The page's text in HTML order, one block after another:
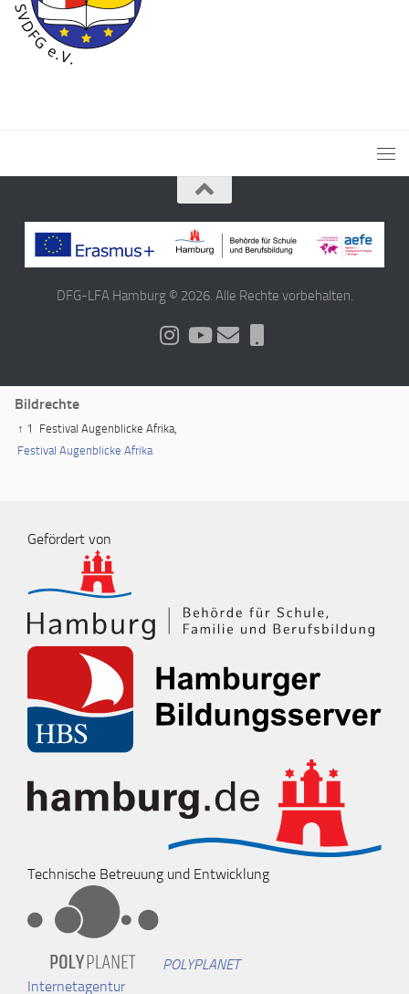
DFG-LFA Hamburg © 2026. Alle Rechte vorbehalten.
Bildrechte
↑ 1
Festival Augenblicke Afrika,
Festival Augenblicke Afrika
Gefördert von
Technische Betreuung und Entwicklung
POLYPLANET
Internetagentur